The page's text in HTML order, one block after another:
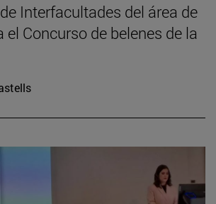
Interfacultades del área de
el Concurso de belenes de la